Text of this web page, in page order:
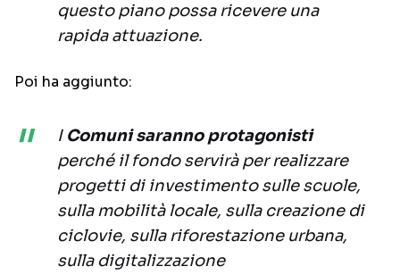
questo piano possa ricevere una
rapida attuazione.
Poi ha aggiunto:
I Comuni saranno protagonisti
perché il fondo servirà per realizzare
progetti di investimento sulle scuole,
sulla mobilità locale, sulla creazione di
ciclovie, sulla riforestazione urbana,
sulla digitalizzazione